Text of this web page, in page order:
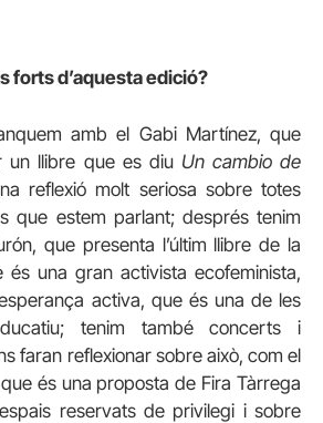
forts d’aquesta edició?
amb el Gabi Martínez, que
un llibre que es diu Un cambio de
reflexió molt seriosa sobre totes
que estem parlant; després tenim
que presenta l’últim llibre de la
és una gran activista ecofeminista,
activa, que és una de les
tenim també concerts i
faran reflexionar sobre això, com el
és una proposta de Fira Tàrrega
reservats de privilegi i sobre